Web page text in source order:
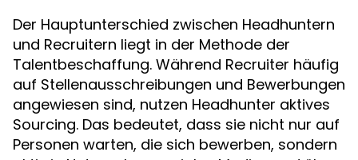
Der Hauptunterschied zwischen Headhuntern
und Recruitern liegt in der Methode der
Talentbeschaffung. Während Recruiter häufig
auf Stellenausschreibungen und Bewerbungen
angewiesen sind, nutzen Headhunter aktives
Sourcing. Das bedeutet, dass sie nicht nur auf
Personen warten, die sich bewerben, sondern